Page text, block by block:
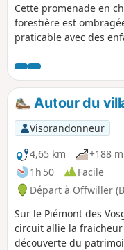
Cette promenade en
forestière est
praticable avec des
château (là il faut
Cette boucle
même sentier à l'aller
Autour du
Visorandonneur
4,65 km
+188 m
1h 50
Facile
Départ à Offwiller
Sur le Piémont des
circuit allie la
découverte du